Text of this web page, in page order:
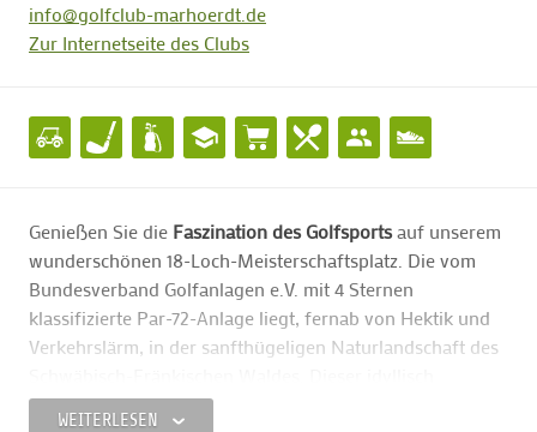
info@golfclub-marhoerdt.de
Zur Internetseite des Clubs
Genießen Sie die Faszination des Golfsportsauf unserem
wunderschönen 18-Loch-Meisterschaftsplatz. Die vom
Bundesverband Golfanlagen e.V. mit 4 Sternen
klassifizierte Par-72-Anlage liegt, fernab von Hektik und
Verkehrslärm, in der sanfthügeligen Naturlandschaft des
gelegene Golfplatz mit all seiner Schönheit steckt aber
WEITERLESEN